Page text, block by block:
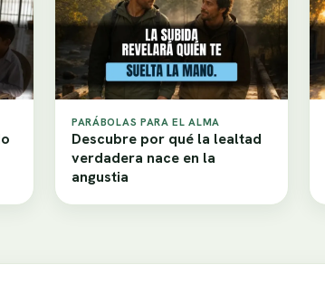
PARÁBOLAS PARA EL ALMA
Descubre por qué la lealtad
verdadera nace en la
angustia